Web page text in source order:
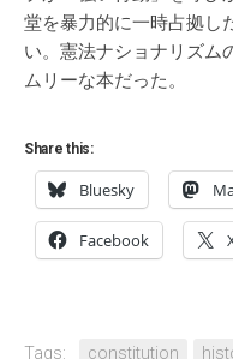
堂を暴力的に一時占拠し
い。憲法ナショナリズム
ムリーな本だった。
Share this:
Bluesky
Facebook
Tags: constitution